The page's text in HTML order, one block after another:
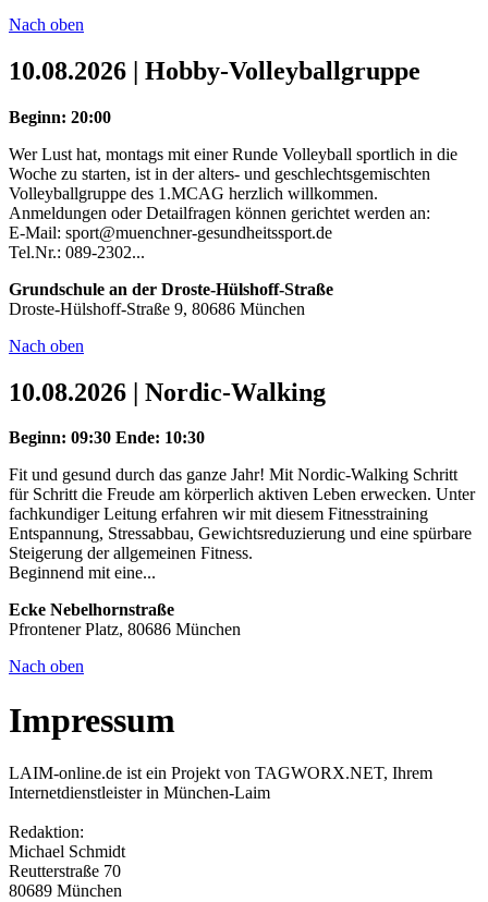
Nach oben
10.08.2026 | Hobby-Volleyballgruppe
Beginn: 20:00
Wer Lust hat, montags mit einer Runde Volleyball sportlich in die
Woche zu starten, ist in der alters- und geschlechtsgemischten
Volleyballgruppe des 1.MCAG herzlich willkommen.
Anmeldungen oder Detailfragen können gerichtet werden an:
E-Mail: sport@muenchner-gesundheitssport.de
Tel.Nr.: 089-2302...
Grundschule an der Droste-Hülshoff-Straße
Droste-Hülshoff-Straße 9, 80686 München
Nach oben
10.08.2026 | Nordic-Walking
Beginn: 09:30 Ende: 10:30
Fit und gesund durch das ganze Jahr! Mit Nordic-Walking Schritt
für Schritt die Freude am körperlich aktiven Leben erwecken. Unter
fachkundiger Leitung erfahren wir mit diesem Fitnesstraining
Entspannung, Stressabbau, Gewichtsreduzierung und eine spürbare
Steigerung der allgemeinen Fitness.
Beginnend mit eine...
Ecke Nebelhornstraße
Pfrontener Platz, 80686 München
Nach oben
Impressum
LAIM-online.de ist ein Projekt von TAGWORX.NET, Ihrem
Internetdienstleister in München-Laim
Redaktion:
Michael Schmidt
Reutterstraße 70
80689 München